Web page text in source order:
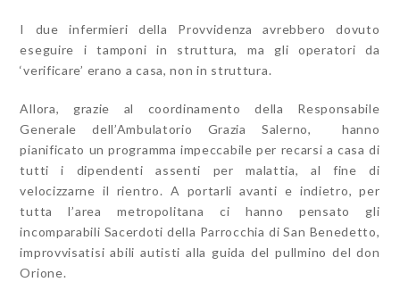
I due infermieri della Provvidenza avrebbero dovuto
eseguire i tamponi in struttura, ma gli operatori da
‘verificare’ erano a casa, non in struttura.
Allora, grazie al coordinamento della Responsabile
Generale dell’Ambulatorio Grazia Salerno, hanno
pianificato un programma impeccabile per recarsi a casa di
tutti i dipendenti assenti per malattia, al fine di
velocizzarne il rientro. A portarli avanti e indietro, per
tutta l’area metropolitana ci hanno pensato gli
incomparabili Sacerdoti della Parrocchia di San Benedetto,
improvvisatisi abili autisti alla guida del pullmino del don
Orione.